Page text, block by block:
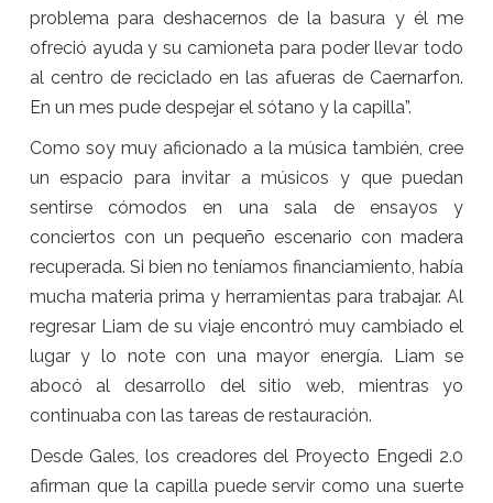
problema para deshacernos de la basura y él me
ofreció ayuda y su camioneta para poder llevar todo
al centro de reciclado en las afueras de Caernarfon.
En un mes pude despejar el sótano y la capilla”.
Como soy muy aficionado a la música también, cree
un espacio para invitar a músicos y que puedan
sentirse cómodos en una sala de ensayos y
conciertos con un pequeño escenario con madera
recuperada. Si bien no teníamos financiamiento, había
mucha materia prima y herramientas para trabajar. Al
regresar Liam de su viaje encontró muy cambiado el
lugar y lo note con una mayor energía. Liam se
abocó al desarrollo del sitio web, mientras yo
continuaba con las tareas de restauración.
Desde Gales, los creadores del Proyecto Engedi 2.0
afirman que la capilla puede servir como una suerte